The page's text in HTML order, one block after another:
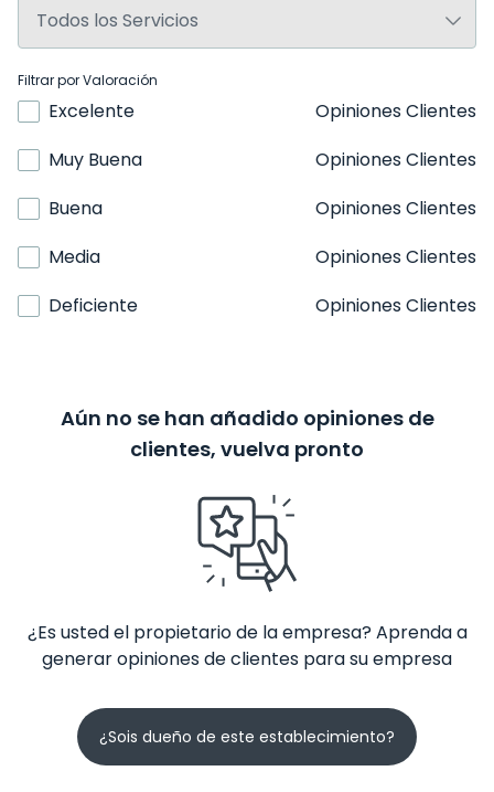
Filtrar por Valoración
Excelente
Opiniones Clientes
Muy Buena
Opiniones Clientes
Buena
Opiniones Clientes
Media
Opiniones Clientes
Deficiente
Opiniones Clientes
Aún no se han añadido opiniones de
clientes, vuelva pronto
¿Es usted el propietario de la empresa? Aprenda a
generar opiniones de clientes para su empresa
¿Sois dueño de este establecimiento?